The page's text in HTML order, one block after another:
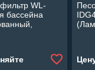
WL-
бассейна